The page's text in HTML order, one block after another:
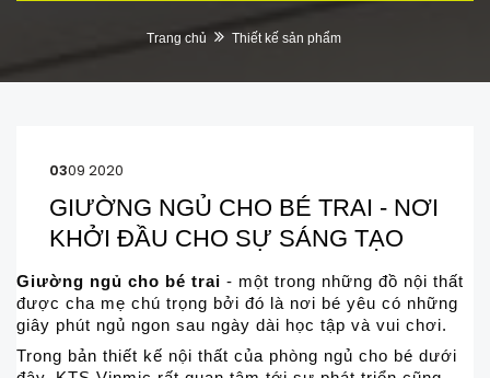
Trang chủ Thiết kế sản phẩm
0309 2020
GIƯỜNG NGỦ CHO BÉ TRAI - NƠI
KHỞI ĐẦU CHO SỰ SÁNG TẠO
Giường ngủ cho bé trai - một trong những đồ nội thất
được cha mẹ chú trọng bởi đó là nơi bé yêu có những
giây phút ngủ ngon sau ngày dài học tập và vui chơi.
Trong bản thiết kế nội thất của phòng ngủ cho bé dưới